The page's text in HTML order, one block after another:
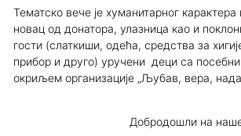
Тематско вече је хуманитарног
новац од донатора, улазница као и
гости (слаткиши, одећа, средства за
прибор и друго) уручени деци са
окриљем организације „Љубав, вера,
Добродошли на